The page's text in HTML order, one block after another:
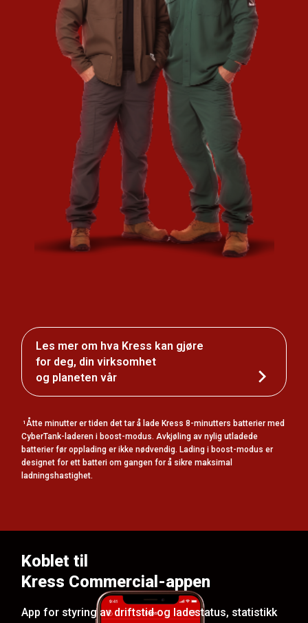
Les mer om hva Kress kan gjøre
for deg, din virksomhet
og planeten vår
1Åtte minutter er tiden det tar å lade Kress 8-minutters batterier med
CyberTank-laderen i boost-modus. Avkjøling av nylig utladede
batterier før opplading er ikke nødvendig. Lading i boost-modus er
designet for ett batteri om gangen for å sikre maksimal
ladningshastighet.
Koblet til
Kress Commercial-appen
App for styring av driftstid og ladestatus, statistikk